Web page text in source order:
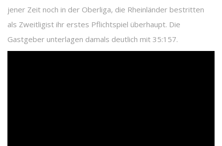
jener Zeit noch in der Oberliga, die Rheinländer bestritten
als Zweitligist ihr erstes Pflichtspiel überhaupt. Die
Gastgeber unterlagen damals deutlich mit 35:157.